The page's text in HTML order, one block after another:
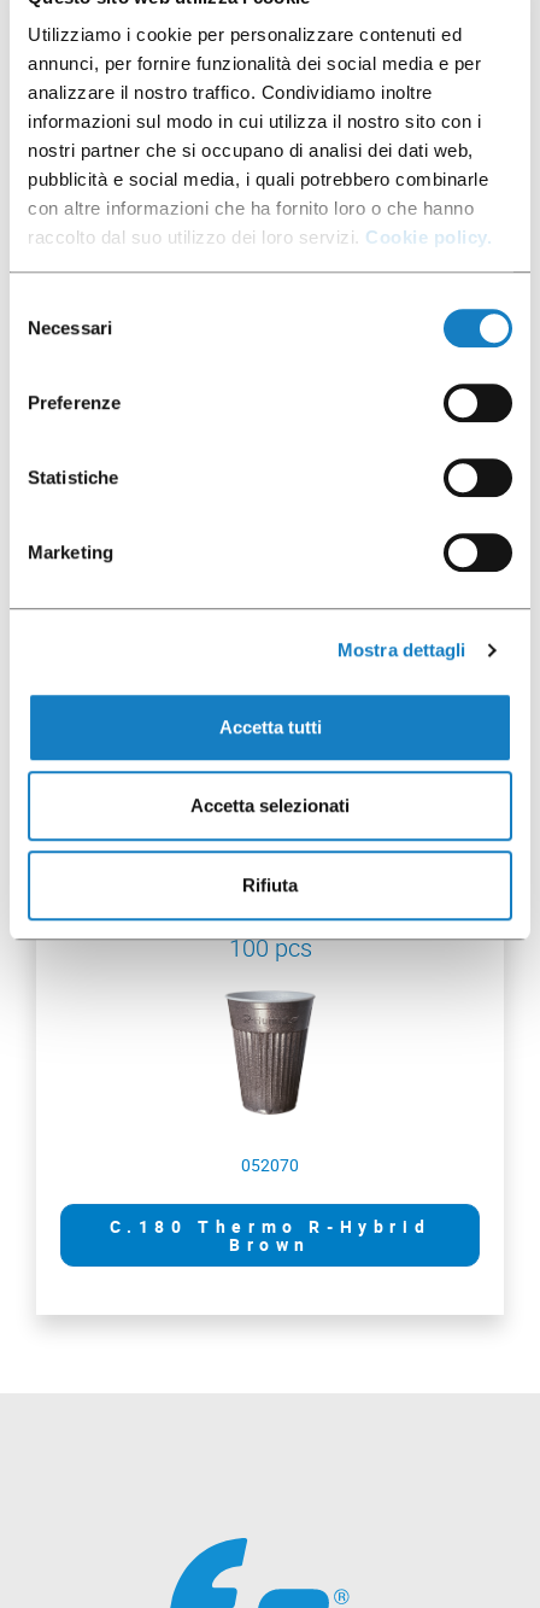
Utilizziamo i cookie per personalizzare contenuti ed
annunci, per fornire funzionalità dei social media e per
analizzare il nostro traffico. Condividiamo inoltre
informazioni sul modo in cui utilizza il nostro sito con i
nostri partner che si occupano di analisi dei dati web,
pubblicità e social media, i quali potrebbero combinarle
con altre informazioni che ha fornito loro o che hanno
raccolto dal suo utilizzo dei loro servizi. Cookie policy.
delNecessari
Preferenze
Statistiche
Marketing
Mostra dettagli
Accetta tutti
Accetta selezionati
Rifiuta
100 pcs
052068
C.150 EVO R-Hybrid
Brown
100 pcs
052070
C.180 Thermo R-Hybrid
Brown